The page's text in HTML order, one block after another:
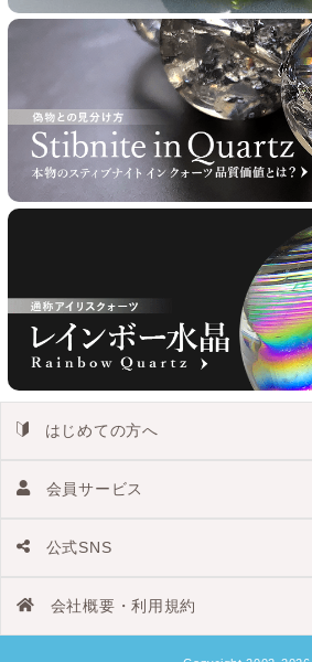
はじめての方へ
会員サービス
公式SNS
会社概要・利用規約